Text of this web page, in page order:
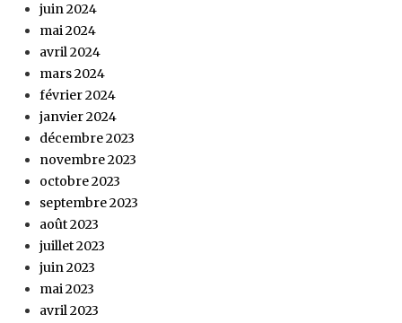
juin 2024
mai 2024
avril 2024
mars 2024
février 2024
janvier 2024
décembre 2023
novembre 2023
octobre 2023
septembre 2023
août 2023
juillet 2023
juin 2023
mai 2023
avril 2023